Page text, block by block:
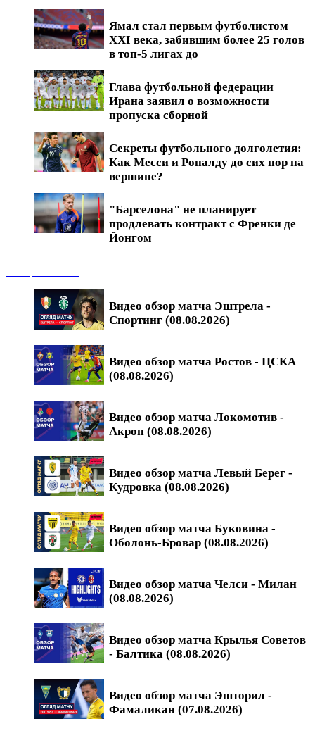
Ямал стал первым футболистом
XXI века, забившим более 25 голов
в топ-5 лигах до
Глава футбольной федерации
Ирана заявил о возможности
пропуска сборной
Секреты футбольного долголетия:
Как Месси и Роналду до сих пор на
вершине?
"Барселона" не планирует
продлевать контракт с Френки де
Йонгом
Видео обзор матча Эштрела -
Спортинг (08.08.2026)
Видео обзор матча Ростов - ЦСКА
(08.08.2026)
Видео обзор матча Локомотив -
Акрон (08.08.2026)
Видео обзор матча Левый Берег -
Кудровка (08.08.2026)
Видео обзор матча Буковина -
Оболонь-Бровар (08.08.2026)
Видео обзор матча Челси - Милан
(08.08.2026)
Видео обзор матча Крылья Советов
- Балтика (08.08.2026)
Видео обзор матча Эшторил -
Фамаликан (07.08.2026)